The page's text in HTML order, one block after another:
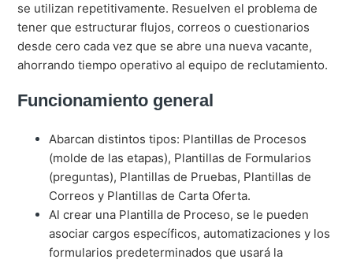
se utilizan repetitivamente. Resuelven el problema de
tener que estructurar flujos, correos o cuestionarios
desde cero cada vez que se abre una nueva vacante,
ahorrando tiempo operativo al equipo de reclutamiento.
Funcionamiento general
Abarcan distintos tipos: Plantillas de Procesos
(molde de las etapas), Plantillas de Formularios
(preguntas), Plantillas de Pruebas, Plantillas de
Correos y Plantillas de Carta Oferta.
Al crear una Plantilla de Proceso, se le pueden
asociar cargos específicos, automatizaciones y los
formularios predeterminados que usará la